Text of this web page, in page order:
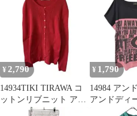
¥ 2,790
14934TIKI TIRAWA コ
ットンリブニット アン
サンブル カーディガン
¥ 1,790
14984 アン
アンドディ
トソー Tシ